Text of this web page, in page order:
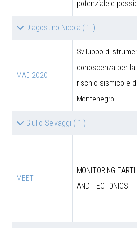
potenziale e
D'agostino Nicola ( 1 )
MAE 2020
Sviluppo di
conoscenza per
rischio sismico e
Montenegro
Giulio Selvaggi ( 1 )
MEET
MONITORING
AND TECTONICS